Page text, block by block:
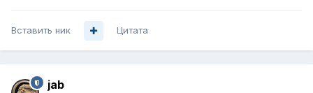
Вставить ник Цитата
jab